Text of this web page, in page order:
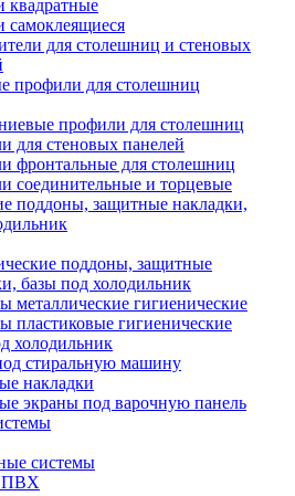
квадратные
самоклеящиеся
для столешниц и стеновых
профили для столешниц
профили для столешниц
для стеновых панелей
фронтальные для столешниц
соединительные и торцевые
поддоны, защитные накладки,
поддоны, защитные
базы под холодильник
металлические гигиенические
пластиковые гигиенические
холодильник
стиральную машину
накладки
экраны под варочную панель
системы
ПВХ